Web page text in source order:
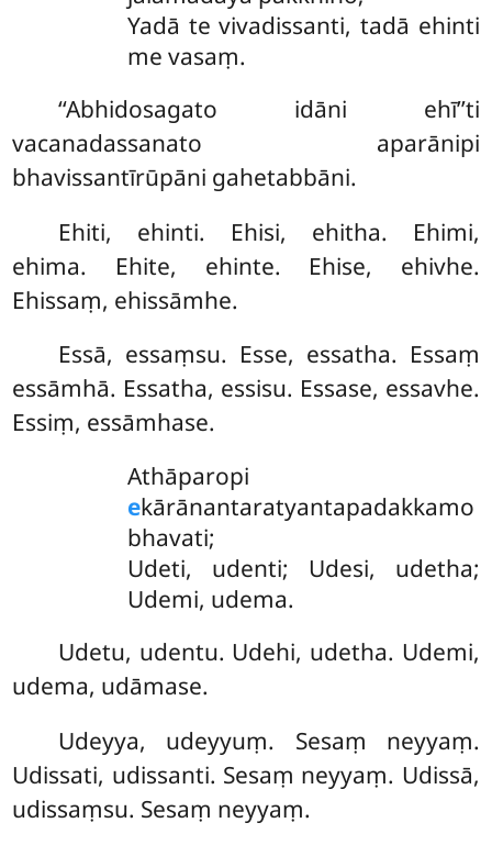
Yadā te vivadissanti, tadā ehinti
me vasaṃ.
‘‘Abhidosagato idāni ehī’’ti
vacanadassanato aparānipi
bhavissantīrūpāni gahetabbāni.
Ehiti, ehinti. Ehisi, ehitha. Ehimi,
ehima. Ehite, ehinte. Ehise, ehivhe.
Ehissaṃ, ehissāmhe.
Essā, essaṃsu. Esse, essatha. Essaṃ
essāmhā. Essatha, essisu. Essase, essavhe.
Essiṃ, essāmhase.
Athāparopi
ekārānantaratyantapadakkamo
bhavati;
Udeti, udenti; Udesi, udetha;
Udemi, udema.
Udetu, udentu. Udehi, udetha. Udemi,
udema, udāmase.
Udeyya, udeyyuṃ. Sesaṃ neyyaṃ.
Udissati, udissanti. Sesaṃ neyyaṃ. Udissā,
udissaṃsu. Sesaṃ neyyaṃ.